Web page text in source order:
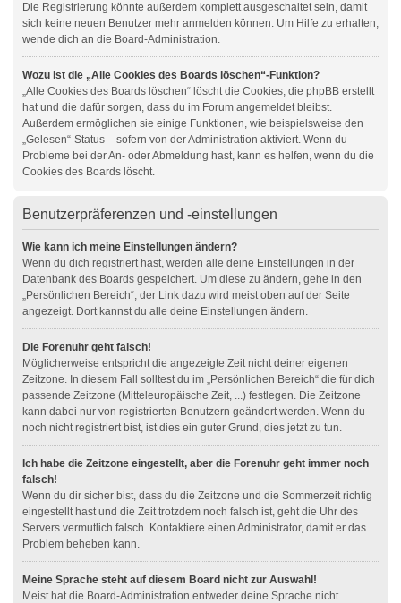
Die Registrierung könnte außerdem komplett ausgeschaltet sein, damit
sich keine neuen Benutzer mehr anmelden können. Um Hilfe zu erhalten,
wende dich an die Board-Administration.
Wozu ist die „Alle Cookies des Boards löschen“-Funktion?
„Alle Cookies des Boards löschen“ löscht die Cookies, die phpBB erstellt
hat und die dafür sorgen, dass du im Forum angemeldet bleibst.
Außerdem ermöglichen sie einige Funktionen, wie beispielsweise den
„Gelesen“-Status – sofern von der Administration aktiviert. Wenn du
Probleme bei der An- oder Abmeldung hast, kann es helfen, wenn du die
Cookies des Boards löscht.
Benutzerpräferenzen und -einstellungen
Wie kann ich meine Einstellungen ändern?
Wenn du dich registriert hast, werden alle deine Einstellungen in der
Datenbank des Boards gespeichert. Um diese zu ändern, gehe in den
„Persönlichen Bereich“; der Link dazu wird meist oben auf der Seite
angezeigt. Dort kannst du alle deine Einstellungen ändern.
Die Forenuhr geht falsch!
Möglicherweise entspricht die angezeigte Zeit nicht deiner eigenen
Zeitzone. In diesem Fall solltest du im „Persönlichen Bereich“ die für dich
passende Zeitzone (Mitteleuropäische Zeit, ...) festlegen. Die Zeitzone
kann dabei nur von registrierten Benutzern geändert werden. Wenn du
noch nicht registriert bist, ist dies ein guter Grund, dies jetzt zu tun.
Ich habe die Zeitzone eingestellt, aber die Forenuhr geht immer noch
falsch!
Wenn du dir sicher bist, dass du die Zeitzone und die Sommerzeit richtig
eingestellt hast und die Zeit trotzdem noch falsch ist, geht die Uhr des
Servers vermutlich falsch. Kontaktiere einen Administrator, damit er das
Problem beheben kann.
Meine Sprache steht auf diesem Board nicht zur Auswahl!
Meist hat die Board-Administration entweder deine Sprache nicht